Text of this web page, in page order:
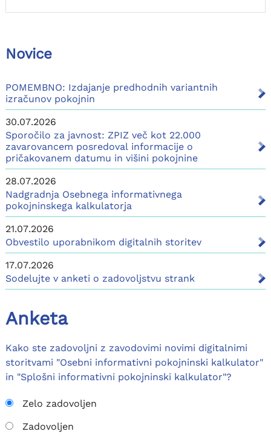
Novice
POMEMBNO: Izdajanje predhodnih variantnih
izračunov pokojnin
30.07.2026
Sporočilo za javnost: ZPIZ več kot 22.000
zavarovancem posredoval informacije o
pričakovanem datumu in višini pokojnine
28.07.2026
Nadgradnja Osebnega informativnega
pokojninskega kalkulatorja
21.07.2026
Obvestilo uporabnikom digitalnih storitev
17.07.2026
Sodelujte v anketi o zadovoljstvu strank
Anketa
Kako ste zadovoljni z zavodovimi novimi digitalnimi
storitvami "Osebni informativni pokojninski kalkulator"
in "Splošni informativni pokojninski kalkulator"?
Zelo zadovoljen
Zadovoljen